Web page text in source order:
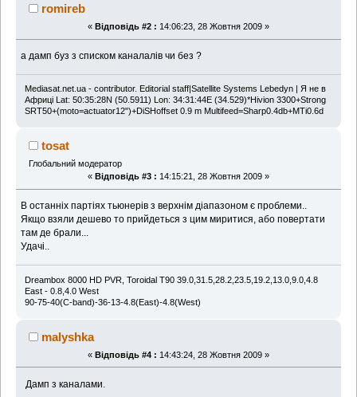
romireb
« Відповідь #2 : 14:06:23, 28 Жовтня 2009 »
а дамп буз з списком каналалів чи без ?
Mediasat.net.ua - contributor. Editorial staff|Satellite Systems Lebedyn | Я не в
Африці Lat: 50:35:28N (50.5911) Lon: 34:31:44E (34.529)*Нivion 3300+Strong
SRT50+(moto=actuator12")+DiSHoffset 0.9 m Multifeed=Sharp0.4db+MTi0.6d
tosat
Глобальний модератор
« Відповідь #3 : 14:15:21, 28 Жовтня 2009 »
В останніх партіях тьюнерів з верхнім діапазоном є проблеми..
Якщо взяли дешево то прийдеться з цим миритися, або повертати
там де брали...
Удачі..
Dreambox 8000 HD PVR, Toroidal T90 39.0,31.5,28.2,23.5,19.2,13.0,9.0,4.8
East - 0.8,4.0 West
90-75-40(C-band)-36-13-4.8(East)-4.8(West)
malyshka
« Відповідь #4 : 14:43:24, 28 Жовтня 2009 »
Дамп з каналами.